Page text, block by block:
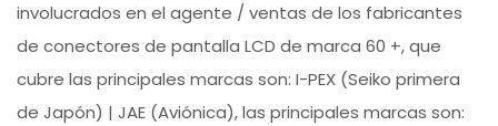
involucrados en el agente / ventas de los fabricantes
de conectores de pantalla LCD de marca 60 +, que
cubre las principales marcas son: I-PEX (Seiko primera
de Japón) | JAE (Aviónica), las principales marcas son: